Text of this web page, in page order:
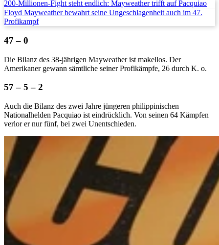
200-Millionen-Fight steht endlich: Mayweather trifft auf Pacquiao
Floyd Mayweather bewahrt seine Ungeschlagenheit auch im 47.
Profikampf
47 – 0
Die Bilanz des 38-jährigen Mayweather ist makellos. Der
Amerikaner gewann sämtliche seiner Profikämpfe, 26 durch K. o.
57 – 5 – 2
Auch die Bilanz des zwei Jahre jüngeren philippinischen
Nationalhelden Pacquiao ist eindrücklich. Von seinen 64 Kämpfen
verlor er nur fünf, bei zwei Unentschieden.